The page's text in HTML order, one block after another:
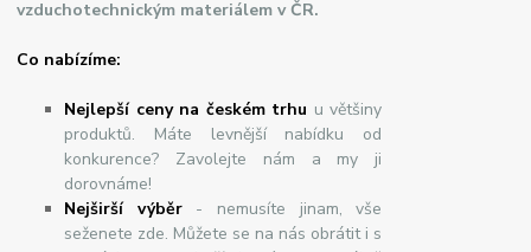
vzduchotechnickým materiálem v ČR.
Co nabízíme:
Nejlepší ceny na českém trhu u většiny
produktů. Máte levnější nabídku od
konkurence? Zavolejte nám a my ji
dorovnáme!
Nejširšívýběr- nemusíte jinam, vše
seženete zde. Můžete se na nás obrátit i s